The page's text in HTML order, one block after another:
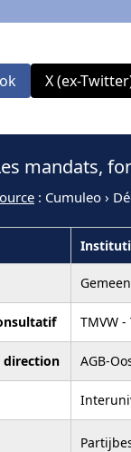
X (ex-
mandats,
: Cumuleo ›
TMVW
direction AGB-